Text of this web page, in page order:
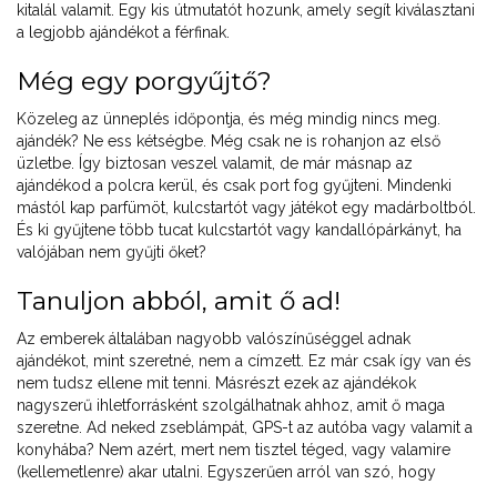
kitalál valamit. Egy kis útmutatót hozunk, amely segít kiválasztani
a legjobb ajándékot a férfinak.
Még egy porgyűjtő?
Közeleg az ünneplés időpontja, és még mindig nincs meg.
ajándék? Ne ess kétségbe. Még csak ne is rohanjon az első
üzletbe. Így biztosan veszel valamit, de már másnap az
ajándékod a polcra kerül, és csak port fog gyűjteni. Mindenki
mástól kap parfümöt, kulcstartót vagy játékot egy madárboltból.
És ki gyűjtene több tucat kulcstartót vagy kandallópárkányt, ha
valójában nem gyűjti őket?
Tanuljon abból, amit ő ad!
Az emberek általában nagyobb valószínűséggel adnak
ajándékot, mint szeretné, nem a címzett. Ez már csak így van és
nem tudsz ellene mit tenni. Másrészt ezek az ajándékok
nagyszerű ihletforrásként szolgálhatnak ahhoz, amit ő maga
szeretne. Ad neked zseblámpát, GPS-t az autóba vagy valamit a
konyhába? Nem azért, mert nem tisztel téged, vagy valamire
(kellemetlenre) akar utalni. Egyszerűen arról van szó, hogy